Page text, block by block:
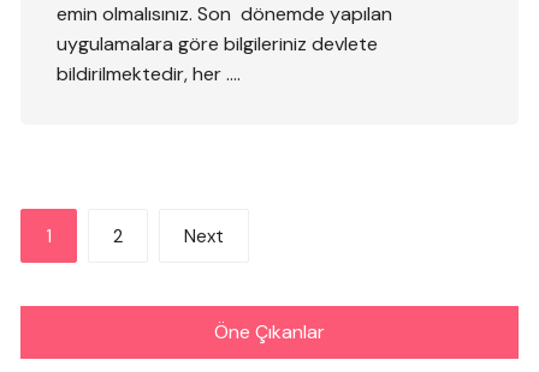
emin olmalısınız. Son dönemde yapılan
uygulamalara göre bilgileriniz devlete
bildirilmektedir, her ….
Yazı
sayfalandırması
1 2 Next
Öne Çıkanlar